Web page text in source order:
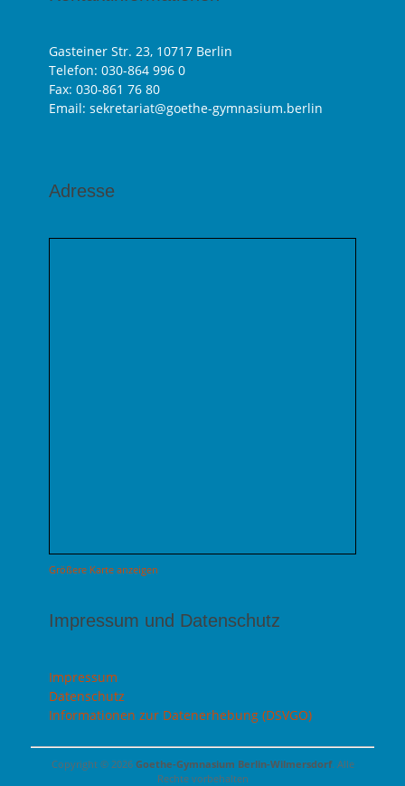
Gasteiner Str. 23, 10717 Berlin
Telefon: 030-864 996 0
Fax: 030-861 76 80
Email: sekretariat@goethe-gymnasium.berlin
Adresse
Größere Karte anzeigen
Impressum und Datenschutz
Impressum
Datenschutz
Informationen zur Datenerhebung (DSVGO)
Copyright © 2026 Goethe-Gymnasium Berlin-Wilmersdorf. Alle
Rechte vorbehalten